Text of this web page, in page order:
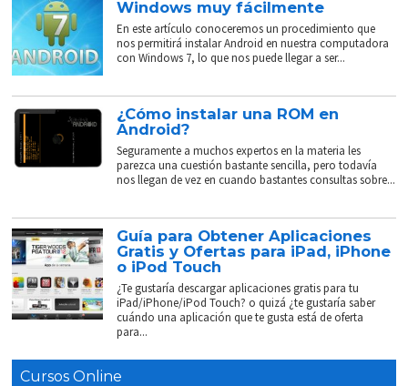
Windows muy fácilmente
En este artículo conoceremos un procedimiento que
nos permitirá instalar Android en nuestra computadora
con Windows 7, lo que nos puede llegar a ser...
¿Cómo instalar una ROM en
Android?
Seguramente a muchos expertos en la materia les
parezca una cuestión bastante sencilla, pero todavía
nos llegan de vez en cuando bastantes consultas sobre...
Guía para Obtener Aplicaciones
Gratis y Ofertas para iPad, iPhone
o iPod Touch
¿Te gustaría descargar aplicaciones gratis para tu
iPad/iPhone/iPod Touch? o quizá ¿te gustaría saber
cuándo una aplicación que te gusta está de oferta
para...
Cursos Online